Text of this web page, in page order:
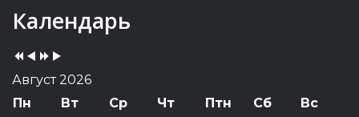
Календарь
Previous
Year
Previous
Month
YearMonth
Август 2026
Пн
Вт Ср Чт Птн Сб Вс